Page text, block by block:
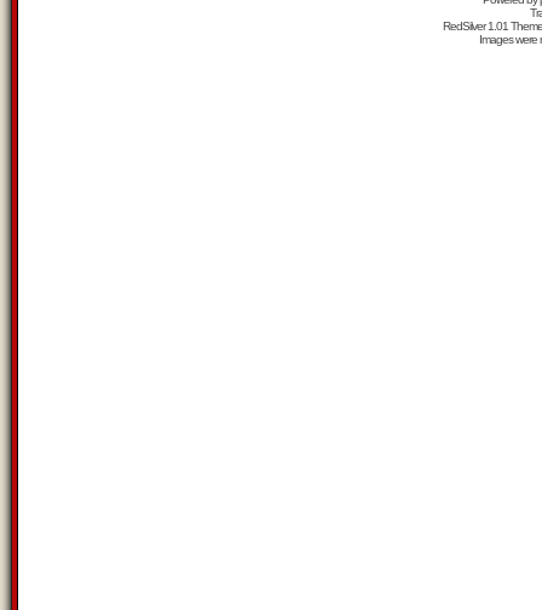
RedSilver 1.01
Images were